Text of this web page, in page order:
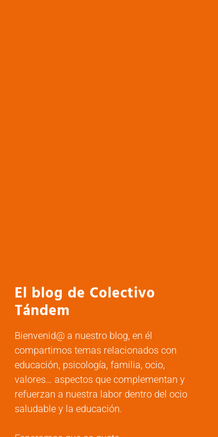
El blog de Colectivo
Tándem
Bienvenid@ a nuestro blog, en él
compartimos temas relacionados con
educación, psicología, familia, ocio,
valores… aspectos que complementan y
refuerzan a nuestra labor dentro del ocio
saludable y la educación.